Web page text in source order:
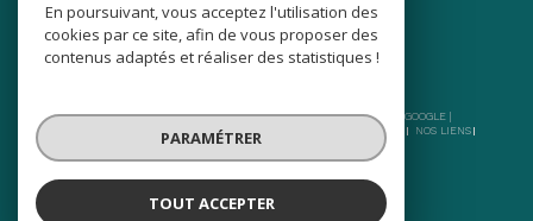
© 2026 | TOUS DROITS RÉSERVÉS | TRADUCTION POWERED BY GOOGLE |
PLAN DU SITE ADMIN
NOS LIENS
POLITIQUE RGPD
En poursuivant, vous acceptez l'utilisation des
cookies par ce site, afin de vous proposer des
contenus adaptés et réaliser des statistiques !
PARAMÉTRER
TOUT ACCEPTER